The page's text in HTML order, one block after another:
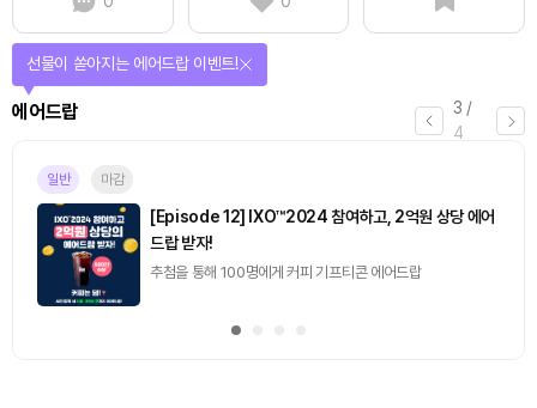
4 /
4
퀴즈
퀴즈풀고 선물 받자!
마감
[토큰포스트] 기사 퀴즈 658회차
2026.08.07 (금) ~ 2026.08.08 (토)